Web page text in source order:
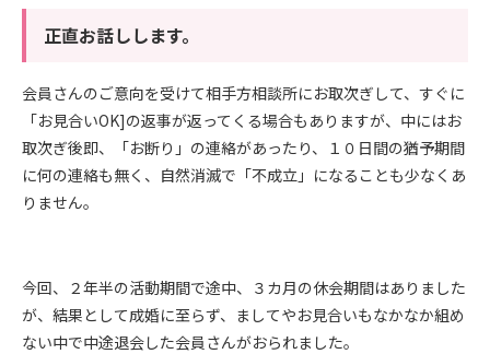
正直お話しします。
会員さんのご意向を受けて相手方相談所にお取次ぎして、すぐに
「お見合いOK]の返事が返ってくる場合もありますが、中にはお
取次ぎ後即、「お断り」の連絡があったり、１０日間の猶予期間
に何の連絡も無く、自然消滅で「不成立」になることも少なくあ
りません。
今回、２年半の活動期間で途中、３カ月の休会期間はありました
が、結果として成婚に至らず、ましてやお見合いもなかなか組め
ない中で中途退会した会員さんがおられました。